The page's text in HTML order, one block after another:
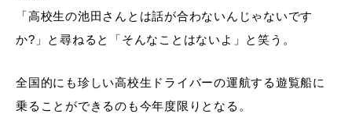
「高校生の池田さんとは話が合わないんじゃないです
か?」と尋ねると「そんなことはないよ」と笑う。
全国的にも珍しい高校生ドライバーの運航する遊覧船に
乗ることができるのも今年度限りとなる。